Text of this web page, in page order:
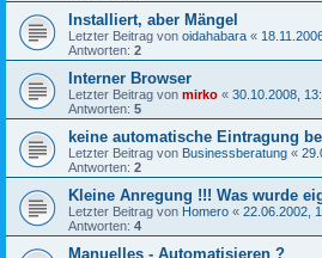
Installiert, aber Mängel
Letzter Beitrag von oidahabara «
Antworten: 2
Interner Browser
Letzter Beitrag von mirko « 30.10.2008,
Antworten: 5
keine automatische Eintragung
Letzter Beitrag von Businessberatung «
Antworten: 2
Kleine Anregung !!! Was wurde
Letzter Beitrag von Homero « 22.06.2002,
Antworten: 4
Manuelles - Automatisieren ?